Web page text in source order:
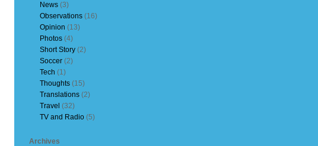
News (3)
Observations (16)
Opinion (13)
Photos (4)
Short Story (2)
Soccer (2)
Tech (1)
Thoughts (15)
Translations (2)
Travel (32)
TV and Radio (5)
Archives